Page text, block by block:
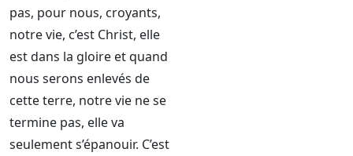
pas, pour nous, croyants,
notre vie, c’est Christ, elle
est dans la gloire et quand
nous serons enlevés de
cette terre, notre vie ne se
termine pas, elle va
seulement s’épanouir. C’est